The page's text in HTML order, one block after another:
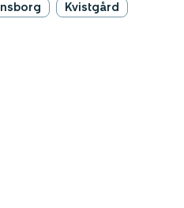
Kvistgård